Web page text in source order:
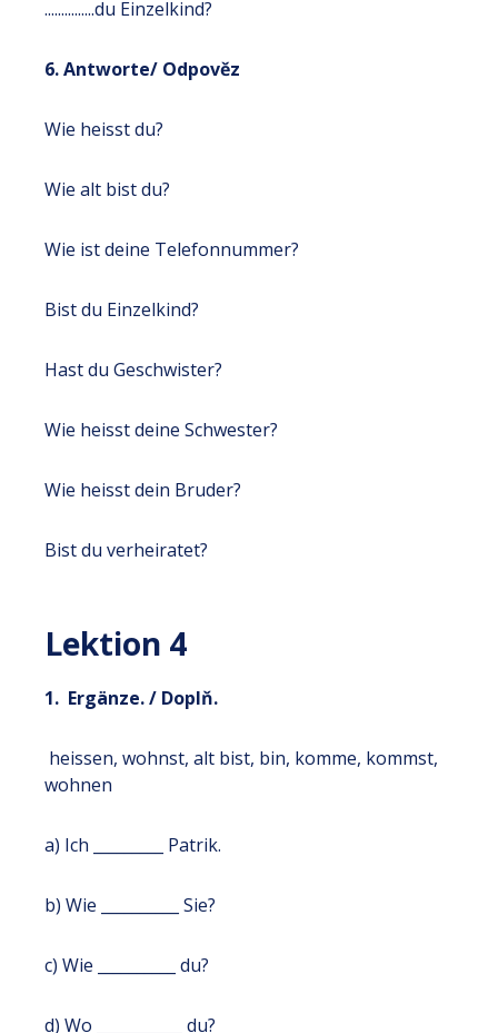
...............du Einzelkind?
6. Antworte/ Odpověz
Wie heisst du?
Wie alt bist du?
Wie ist deine Telefonnummer?
Bist du Einzelkind?
Hast du Geschwister?
Wie heisst deine Schwester?
Wie heisst dein Bruder?
Bist du verheiratet?
Lektion 4
1. Ergänze. / Doplň.
heissen, wohnst, alt bist, bin, komme, kommst,
wohnen
a) Ich _________ Patrik.
b) Wie __________ Sie?
c) Wie __________ du?
d) Wo ___________ du?